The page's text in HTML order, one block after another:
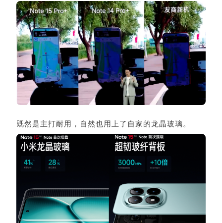
既然是主打耐用，自然也用上了自家的龙晶玻璃。